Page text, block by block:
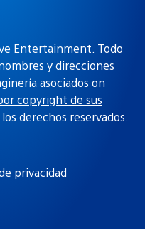
Entertainment. Todo
y direcciones
asociados on
copyright de sus
los derechos reservados.
privacidad